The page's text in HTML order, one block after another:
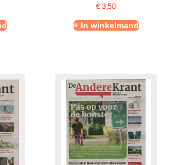
€ 3,50
+ In winkelmand